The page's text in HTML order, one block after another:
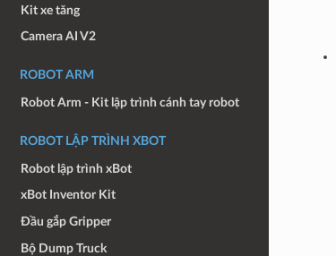
Kit xe tăng
Camera AI V2
ROBOT ARM
Robot Arm - Kit lập trình cánh tay robot
ROBOT LẬP TRÌNH XBOT
Robot lập trình xBot
xBot Inventor Kit
Đầu gắp Gripper
Bộ Dump Truck